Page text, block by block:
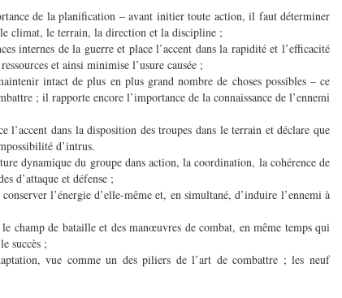
de la planification – avant initier toute action, il faut déterminer
climat, le terrain, la direction et la discipline ;
internes de la guerre et place l’accent dans la rapidité et l’efficacité
et ainsi minimise l’usure causée ;
intact de plus en plus grand nombre de choses possibles – ce
; il rapporte encore l’importance de la connaissance de l’ennemi
dans la disposition des troupes dans le terrain et déclare que
d’intrus.
dynamique du groupe dans action, la coordination, la cohérence de
d’attaque et défense ;
l’énergie d’elle-même et, en simultané, d’induire l’ennemi à
champ de bataille et des manœuvres de combat, en même temps qui
succès ;
vue comme un des piliers de l’art de combattre ; les neuf